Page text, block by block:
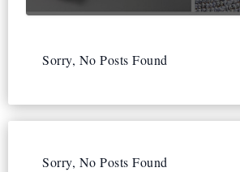
Sorry, No Posts Found
Sorry, No Posts Found